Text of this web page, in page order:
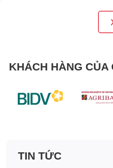
KHÁCH HÀNG CỦA
TIN TỨC